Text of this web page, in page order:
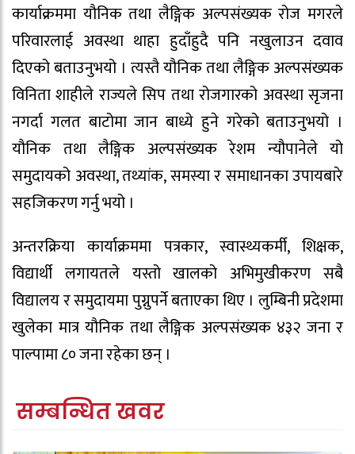
कार्याक्रममा यौनिक तथा लैङ्गिक अल्पसंख्यक रोज मगरले
परिवारलाई अवस्था थाहा हुदाँहुदै पनि नखुलाउन दवाव
दिएको बताउनुभयो । त्यस्तै यौनिक तथा लैङ्गिक अल्पसंख्यक
विनिता शाहीले राज्यले सिप तथा रोजगारको अवस्था सृजना
नगर्दा गलत बाटोमा जान बाध्ये हुने गरेको बताउनुभयो ।
यौनिक तथा लैङ्गिक अल्पसंख्यक रेशम न्यौपानेले यो
समुदायको अवस्था, तथ्यांक, समस्या र समाधानका उपायबारे
सहजिकरण गर्नु भयो ।
अन्तरक्रिया कार्याक्रममा पत्रकार, स्वास्थ्यकर्मी, शिक्षक,
विद्यार्थी लगायतले यस्तो खालको अभिमुखीकरण सबै
विद्यालय र समुदायमा पुग्नुपर्ने बताएका थिए । लुम्बिनी प्रदेशमा
खुलेका मात्र यौनिक तथा लैङ्गिक अल्पसंख्यक ४३२ जना र
पाल्पामा ८० जना रहेका छन् ।
सम्बन्धित खवर